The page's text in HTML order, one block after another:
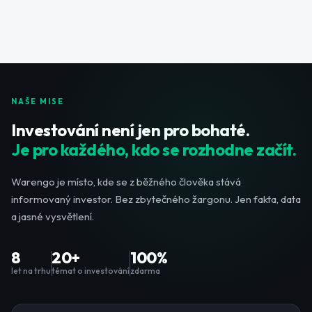
NAŠE MISE
Investování není jen pro bohaté.
Je pro každého, kdo se rozhodne začít.
Warengo je místo, kde se z běžného člověka stává
informovaný investor. Bez zbytečného žargonu. Jen fakta, data
a jasné vysvětlení.
8
let na trhu
20+
témat o investování
100%
zdarma